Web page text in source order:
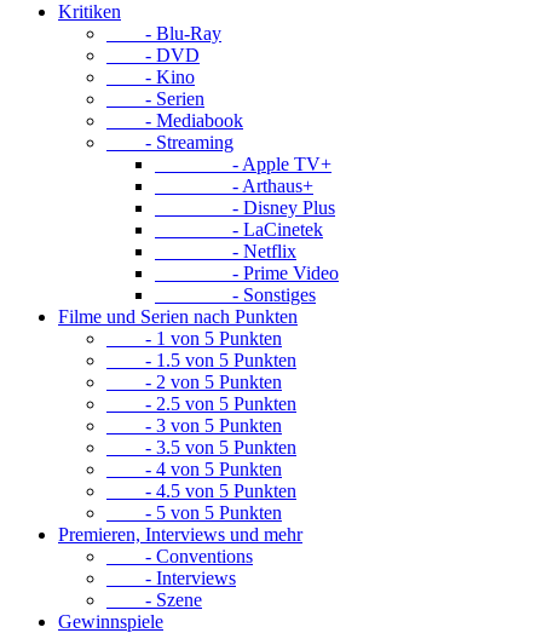
Kritiken
- Blu-Ray
- DVD
- Kino
- Serien
- Mediabook
- Streaming
- Apple TV+
- Arthaus+
- Disney Plus
- LaCinetek
- Netflix
- Prime Video
- Sonstiges
Filme und Serien nach Punkten
- 1 von 5 Punkten
- 1.5 von 5 Punkten
- 2 von 5 Punkten
- 2.5 von 5 Punkten
- 3 von 5 Punkten
- 3.5 von 5 Punkten
- 4 von 5 Punkten
- 4.5 von 5 Punkten
- 5 von 5 Punkten
Premieren, Interviews und mehr
- Conventions
- Interviews
- Szene
Gewinnspiele